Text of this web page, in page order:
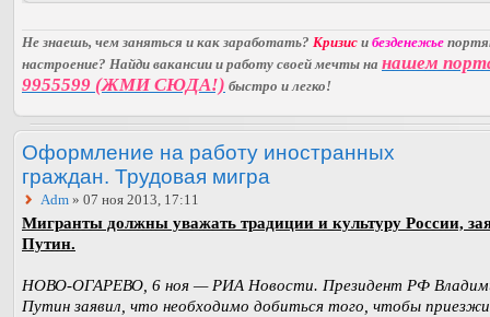
Не знаешь, чем заняться и как заработать? Кризис и безденежье
настроение? Найди вакансии и работу своей мечты на нашем
9955599 (ЖМИ СЮДА!) быстро и легко!
Оформление на работу иностранных
граждан. Трудовая мигра
Adm » 07 ноя 2013, 17:11
Мигранты должны уважать традиции и культуру России,
Путин.
НОВО-ОГАРЕВО, 6 ноя — РИА Новости. Президент РФ
Путин заявил, что необходимо добиться того, чтобы